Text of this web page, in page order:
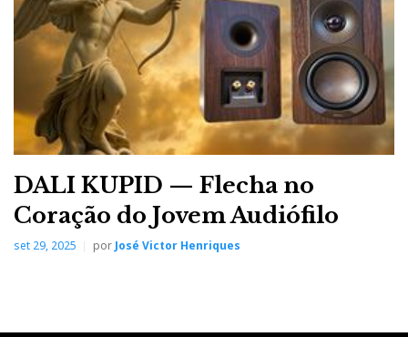
DALI KUPID — Flecha no
Coração do Jovem Audiófilo
set 29, 2025 por José Victor Henriques